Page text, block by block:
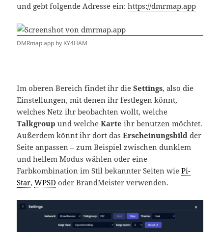
und gebt folgende Adresse ein:https://dmrmap.app
DMRmap.app by KY4HAM
Im oberen Bereich findet ihr dieSettings, also die
Einstellungen, mit denen ihr festlegen könnt,
welches Netz ihr beobachten wollt, welche
Talkgroup und welcheKarte ihr benutzen möchtet.
Außerdem könnt ihr dort dasErscheinungsbild der
Seite anpassen – zum Beispiel zwischen dunklem
und hellem Modus wählen oder eine
Farbkombination im Stil bekannter Seiten wiePi-
Star,WPSD oder BrandMeister verwenden.